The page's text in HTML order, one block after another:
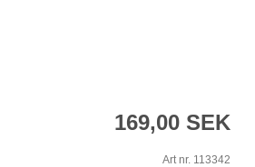
169,00 SEK
Art nr. 113342